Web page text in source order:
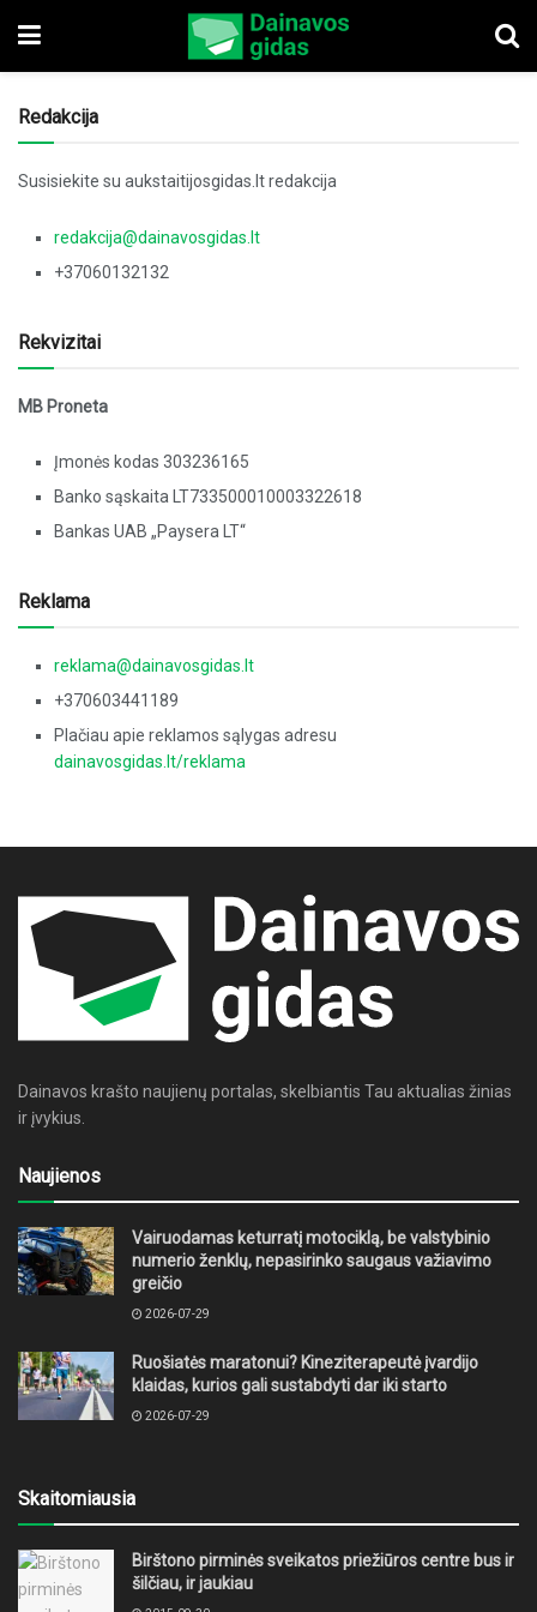
Redakcija
Susisiekite su aukstaitijosgidas.lt redakcija
redakcija@dainavosgidas.lt
+37060132132
Rekvizitai
MB Proneta
Įmonės kodas 303236165
Banko sąskaita LT733500010003322618
Bankas UAB „Paysera LT“
Reklama
reklama@dainavosgidas.lt
+370603441189
Plačiau apie reklamos sąlygas adresu
dainavosgidas.lt/reklama
Dainavos krašto naujienų portalas, skelbiantis Tau aktualias žinias
ir įvykius.
Naujienos
Vairuodamas keturratį motociklą, be valstybinio
numerio ženklų, nepasirinko saugaus važiavimo
greičio
2026-07-29
Ruošiatės maratonui? Kineziterapeutė įvardijo
klaidas, kurios gali sustabdyti dar iki starto
2026-07-29
Skaitomiausia
Birštono pirminės sveikatos priežiūros centre bus ir
šilčiau, ir jaukiau